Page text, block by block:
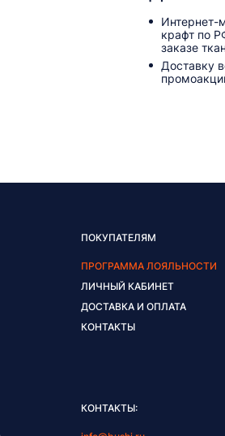
Интернет-
крафт по
заказе
Доставку
ПОКУПАТЕЛЯМ
ПРОГРАММА ЛОЯЛЬНОСТИ
ЛИЧНЫЙ КАБИНЕТ
ДОСТАВКА И ОПЛАТА
КОНТАКТЫ
КОНТАКТЫ: